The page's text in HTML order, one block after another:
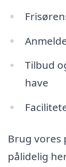
Tilbud
have
Brug vores
pålidelig